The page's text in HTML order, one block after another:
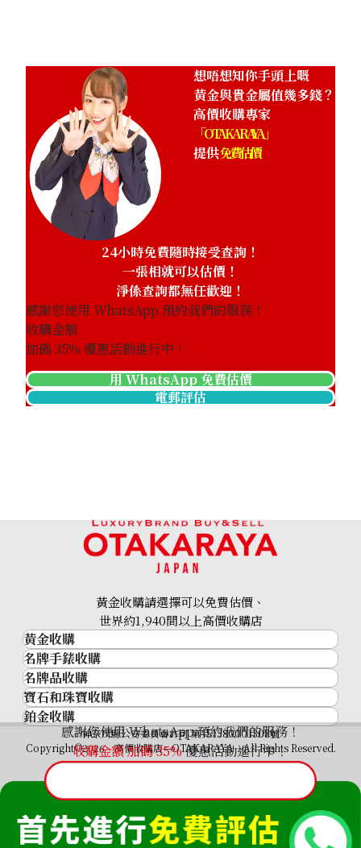
想唔想知你手頭上嘅
黃金與貴金屬值幾多錢？
高價收購專家
「OTAKARAYA」
提供免費估價
24小時免費隨時接受查詢！
一張相就可以估價！
淨係查詢都無任歡迎！
感謝您使用 WhatsApp 預約我們的服務！
收購金額
加碼35% 優惠活動進行中！
用 WhatsApp 免費估價
電郵評估
感謝您使用 WhatsApp 預約我們的服務！
收購金額 加碼35%優惠活動進行中！
黃金收購請選擇可以免費估價、
世界約1,940間以上高價收購店
黃金收購
黃金･金條
金條
金幣及銀幣
過去十年黃金價格
金飾
金戒指
金頸鍊
名牌手錶收購
名牌手錶收購
勞力士 (Rolex)
Patek Philippe
Audemars Piguet
Vacheron Constantin
A. Lange & Söhne
Breguet
名牌品收購
名牌品收購
HERMES
LOUIS VUITTON
CHANEL
卡地亞（Cartier）
CELINE
FENDI
Christian Dior
寶石和珠寶收購
寶石和珠寶
祖母綠
藍寶石
紅寶石
鉑金收購
神奈川縣公安委員會許可 第451380001308號
Copyright©2026 高價收購店—OTAKARAYA All Rights Reserved.